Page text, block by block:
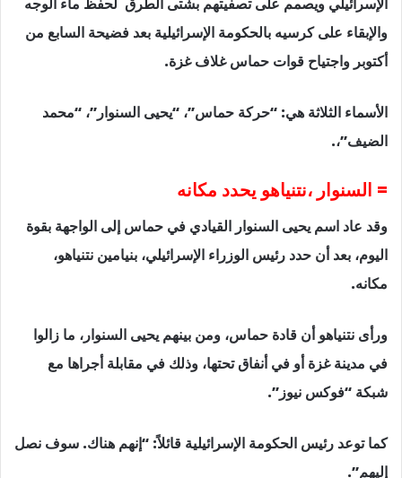
والإبقاء على كرسيه بالحكومة الإسرائيلية بعد فضيحة السابع من
أكتوبر واجتياح قوات حماس غلاف غزة.
الأسماء الثلاثة هي: “حركة حماس”، “يحيى السنوار”، “محمد
الضيف”،.
= السنوار ،نتنياهو يحدد مكانه
وقد عاد اسم يحيى السنوار القيادي في حماس إلى الواجهة بقوة
اليوم، بعد أن حدد رئيس الوزراء الإسرائيلي، بنيامين نتنياهو،
مكانه.
ورأى نتنياهو أن قادة حماس، ومن بينهم يحيى السنوار، ما زالوا
في مدينة غزة أو في أنفاق تحتها، وذلك في مقابلة أجراها مع
شبكة “فوكس نيوز”.
كما توعد رئيس الحكومة الإسرائيلية قائلاً: “إنهم هناك. سوف نصل
إليهم”.